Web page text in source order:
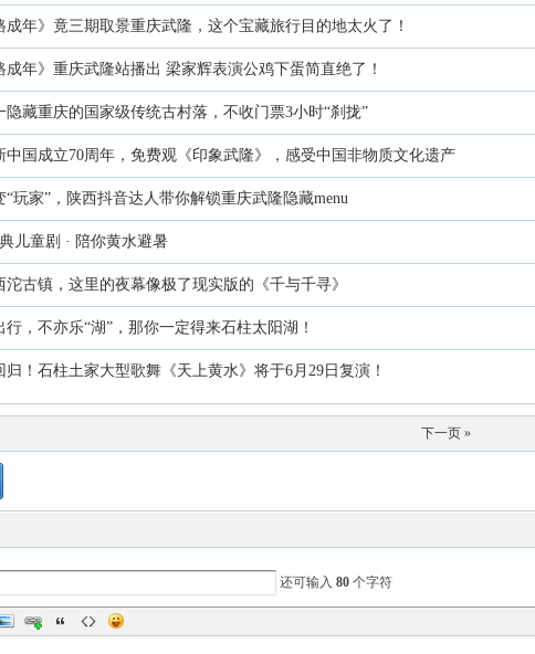
成年》竟三期取景重庆武隆，这个宝藏旅行目的地太火了！
成年》重庆武隆站播出 梁家辉表演公鸡下蛋简直绝了！
隐藏重庆的国家级传统古村落，不收门票3小时“刹拢”
中国成立70周年，免费观《印象武隆》，感受中国非物质文化遗产
“玩家”，陕西抖音达人带你解锁重庆武隆隐藏menu
儿童剧 · 陪你黄水避暑
沱古镇，这里的夜幕像极了现实版的《千与千寻》
行，不亦乐“湖”，那你一定得来石柱太阳湖！
归！石柱土家大型歌舞《天上黄水》将于6月29日复演！
下一页 »
还可输入 80 个字符